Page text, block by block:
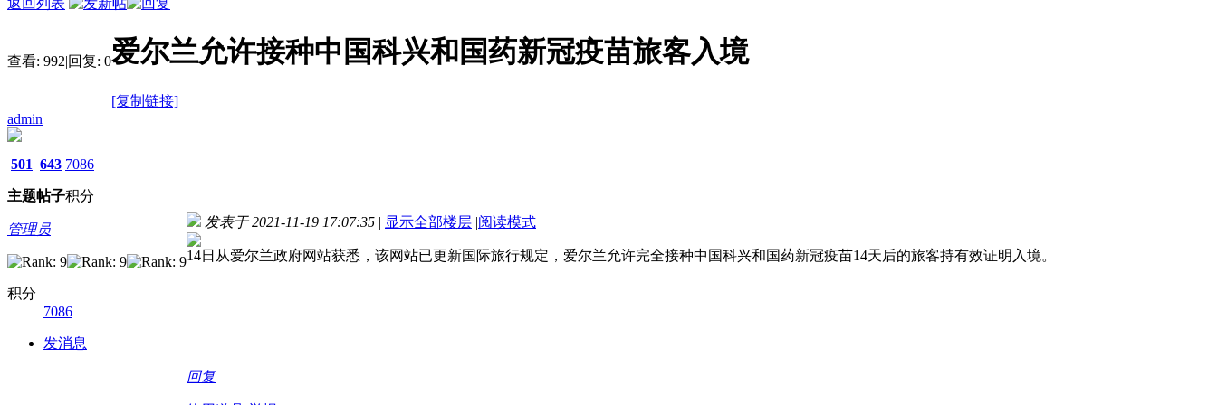
查看: 992|回复: 0爱尔兰允许接种中国科兴和国药新冠疫苗旅客入境
[复制链接]
admin
501
主题
643
帖子
7086
积分
管理员
积分
7086
发消息
发表于 2021-11-19 17:07:35 | 显示全部楼层 |阅读模式
14日从爱尔兰政府网站获悉，该网站已更新国际旅行规定，爱尔兰允许完全接种中国科兴和国药新冠疫苗14天后的旅客持有效证明入境。
回复